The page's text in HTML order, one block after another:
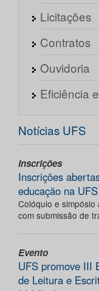
Licitações
Contratos
Ouvidoria
Eficiência
Notícias UFS
Inscrições
Inscrições
educação na UFS
Colóquio e
com submissão de
Evento
UFS promove III
de Leitura e